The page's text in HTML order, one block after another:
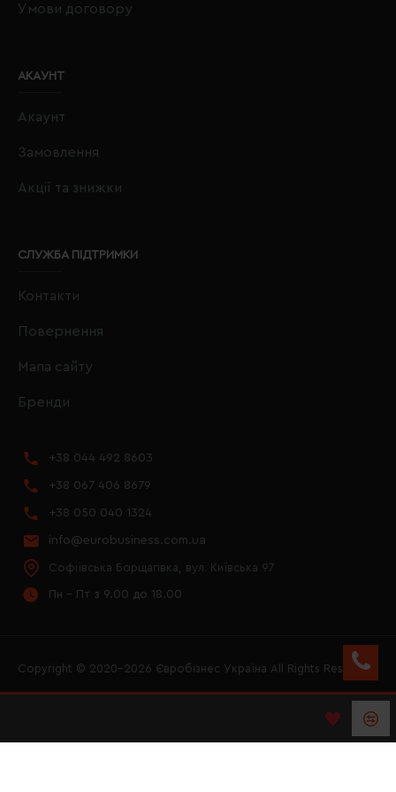
Умови договору
АКАУНТ
Акаунт
Замовлення
Акції та знижки
СЛУЖБА ПІДТРИМКИ
Контакти
Повернення
Мапа сайту
Бренди
+38 044 492 8603
+38 067 406 8679
+38 050 040 1324
info@eurobusiness.com.ua
Софіївська Борщагівка, вул. Київська 97
Пн - Пт з 9.00 до 18.00
Copyright © 2020–2026 Євробізнес Україна All Rights Reserved
LOGO ЄВРОБІЗНЕС